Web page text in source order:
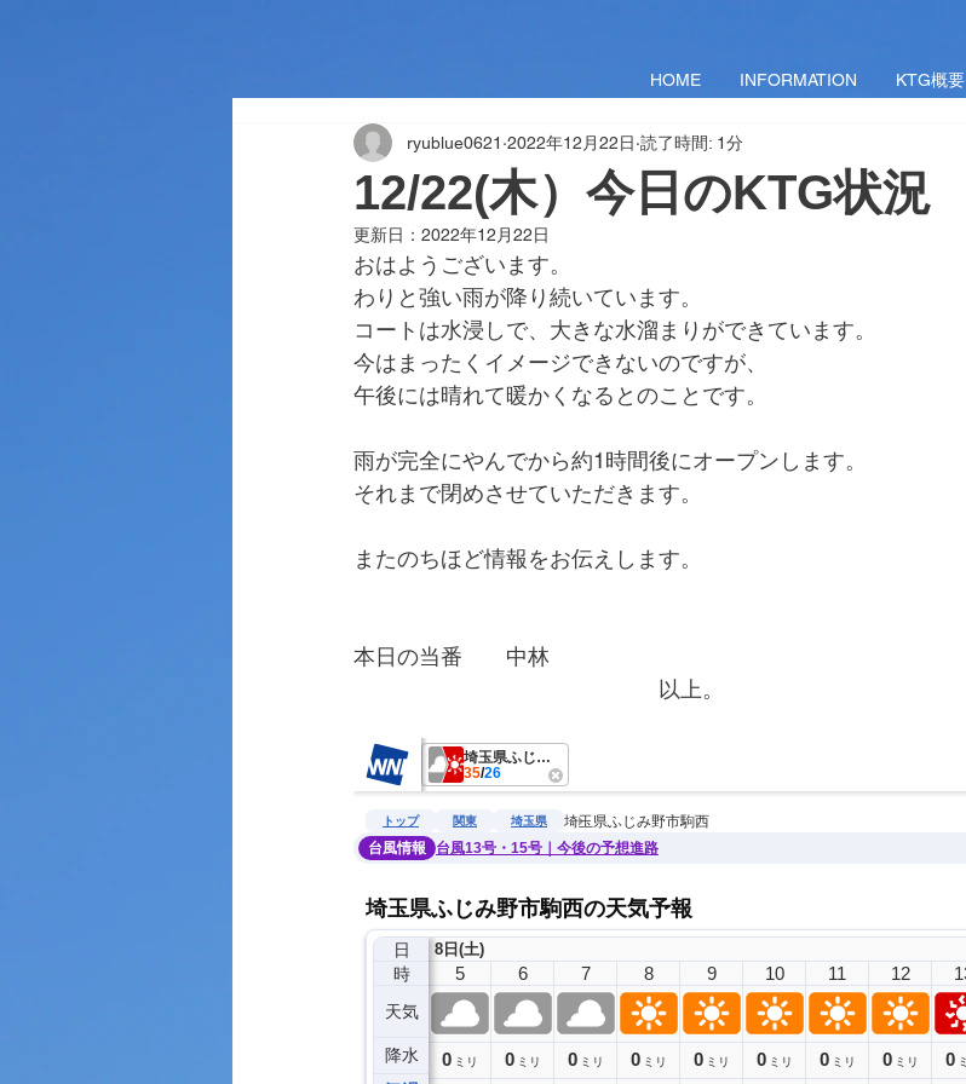
HOME INFORMATION KTG概要
12/22(木）今日のKTG状況
ryublue0621 2022年12月22日 読了時間: 1分
更新日： 2022年12月22日
おはようございます。
わりと強い雨が降り続いています。
コートは水浸しで、大きな水溜まりができています。
今はまったくイメージできないのですが、
午後には晴れて暖かくなるとのことです。
雨が完全にやんでから約1時間後にオープンします。
それまで閉めさせていただきます。
またのちほど情報をお伝えします。
本日の当番　　中林
以上。